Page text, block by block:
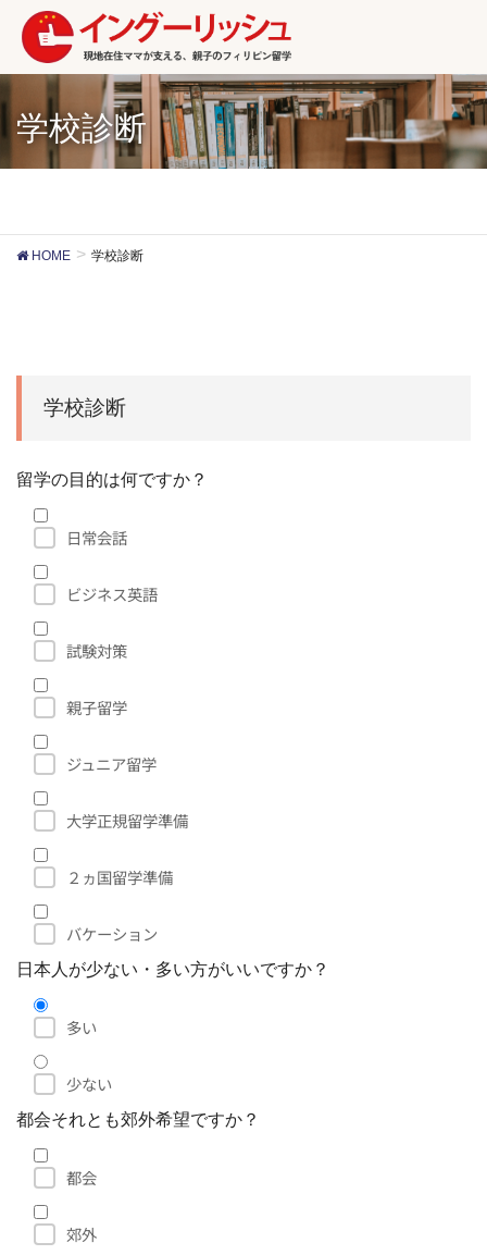
学校診断
HOME 学校診断
学校診断
留学の目的は何ですか？
日常会話
ビジネス英語
試験対策
親子留学
ジュニア留学
大学正規留学準備
２ヵ国留学準備
バケーション
日本人が少ない・多い方がいいですか？
多い
少ない
都会それとも郊外希望ですか？
都会
郊外